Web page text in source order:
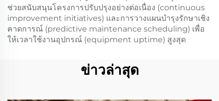
ช่วยสนับสนุนโครงการปรับปรุงอย่างต่อเนื่อง (continuous
improvement initiatives) และการวางแผนบำรุงรักษาเชิง
คาดการณ์ (predictive maintenance scheduling) เพื่อ
ให้เวลาใช้งานอุปกรณ์ (equipment uptime) สูงสุด
ข่าวล่าสุด